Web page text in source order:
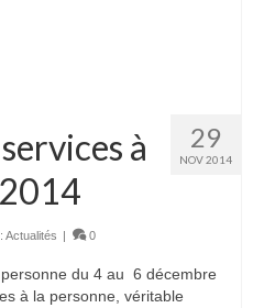
29
NOV 2014
à
Actualités 0
du 4 au 6 décembre
à la personne, véritable